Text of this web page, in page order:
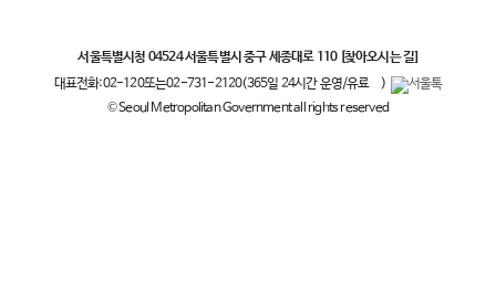
서울특별시청 04524 서울특별시 중구 세종대로 110 [찾아오시는 길]
대표전화:02-120또는02-731-2120(365일 24시간 운영/유료
)
© Seoul Metropolitan Government all rights reserved